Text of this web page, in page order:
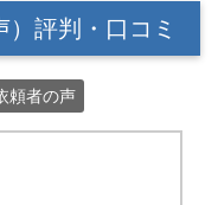
評判・口コミ
頼者の声